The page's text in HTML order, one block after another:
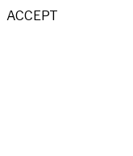
ACCEPT